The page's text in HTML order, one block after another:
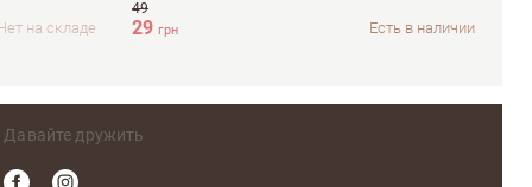
на складе
49
29 грн Есть в наличии
Давайте дружить